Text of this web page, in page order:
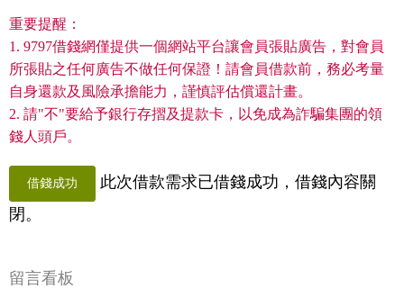
重要提醒：
1. 9797借錢網僅提供一個網站平台讓會員張貼廣告，對會員
所張貼之任何廣告不做任何保證！請會員借款前，務必考量
自身還款及風險承擔能力，謹慎評估償還計畫。
2. 請"不"要給予銀行存摺及提款卡，以免成為詐騙集團的領
錢人頭戶。
借錢成功
此次借款需求已借錢成功，借錢內容關
閉。
留言看板